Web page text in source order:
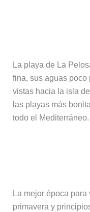
La playa de La
fina, sus aguas poco
vistas hacia la isla
las playas más
todo el Mediterráneo.
La mejor época
primavera y